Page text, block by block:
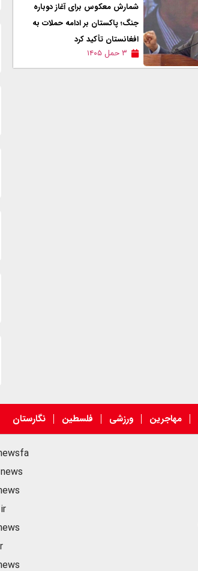
شمارش معکوس برای آغاز دوباره
جنگ؛ پاکستان بر ادامه حملات به
افغانستان تأکید کرد
۳ حمل ۱۴۰۵
مهاجرین ورزشی فلسطین نگارستان